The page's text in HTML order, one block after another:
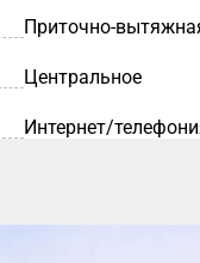
Приточно-
Центральное
Интернет/